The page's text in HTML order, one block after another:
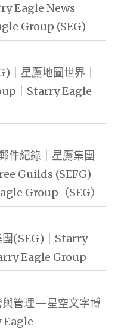
Eagle News
Group (SEG)
｜星鷹地圖世界｜
｜Starry Eagle
件紀錄｜星鷹集團
Guilds (SEFG)
Group（SEG）
團(SEG)｜Starry
Eagle Group
與管理—星空文字博
Eagle